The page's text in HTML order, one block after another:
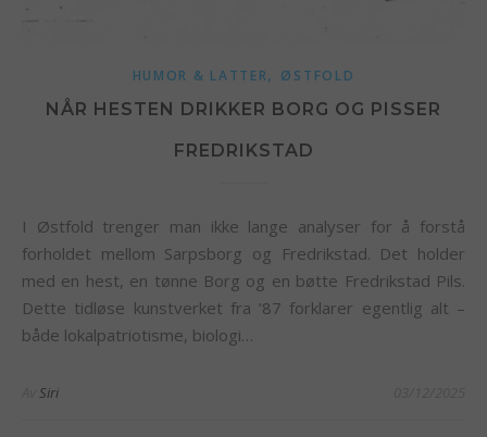
HUMOR & LATTER, ØSTFOLD
NÅR HESTEN DRIKKER BORG OG PISSER
FREDRIKSTAD
I Østfold trenger man ikke lange analyser for å forstå
forholdet mellom Sarpsborg og Fredrikstad. Det holder
med en hest, en tønne Borg og en bøtte Fredrikstad Pils.
Dette tidløse kunstverket fra ’87 forklarer egentlig alt –
både lokalpatriotisme, biologi…
Siri